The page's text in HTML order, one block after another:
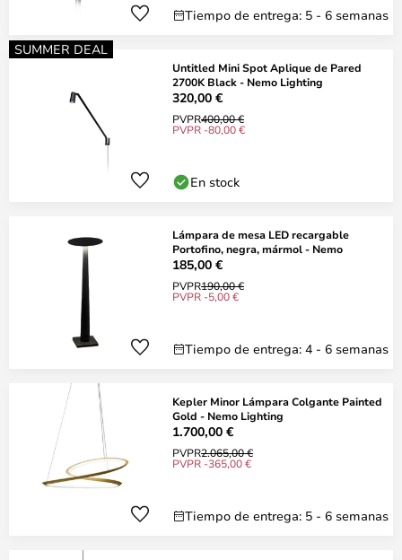
Tiempo de entrega: 5 - 6 semanas
SUMMER DEAL
Untitled Mini Spot Aplique de Pared
2700K Black - Nemo Lighting
320,00 €
PVPR400,00 €
PVPR -80,00 €
En stock
Lámpara de mesa LED recargable
Portofino, negra, mármol - Nemo
185,00 €
PVPR190,00 €
PVPR -5,00 €
Tiempo de entrega: 4 - 6 semanas
Kepler Minor Lámpara Colgante Painted
Gold - Nemo Lighting
1.700,00 €
PVPR2.065,00 €
PVPR -365,00 €
Tiempo de entrega: 5 - 6 semanas